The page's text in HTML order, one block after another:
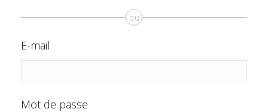
ou
E-mail
Mot de passe